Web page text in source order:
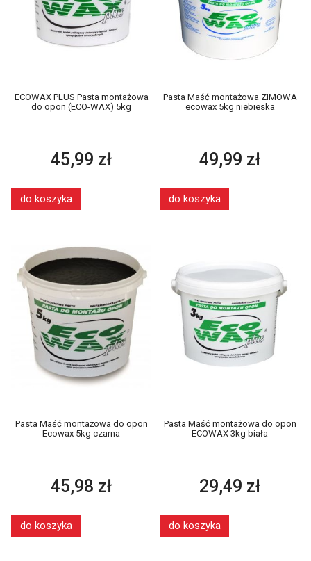
ECOWAX PLUS Pasta montażowa
do opon (ECO-WAX) 5kg
45,99 zł
do koszyka
Pasta Maść montażowa ZIMOWA
ecowax 5kg niebieska
49,99 zł
do koszyka
Pasta Maść montażowa do opon
Ecowax 5kg czarna
45,98 zł
do koszyka
Pasta Maść montażowa do opon
ECOWAX 3kg biała
29,49 zł
do koszyka